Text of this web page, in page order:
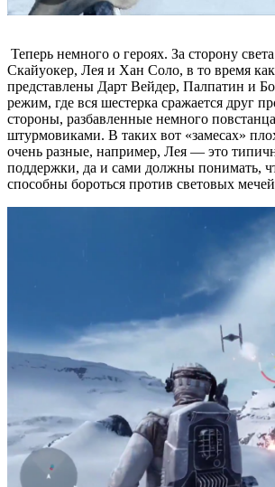
Теперь немного о героях. За сторону
Скайуокер, Лея и Хан Соло, в то время
представлены Дарт Вейдер, Палпатин и
режим, где вся шестерка сражается друг
стороны, разбавленные немного
штурмовиками. В таких вот «замесах»
очень разные, например, Лея — это
поддержки, да и сами должны понимать,
способны бороться против световых